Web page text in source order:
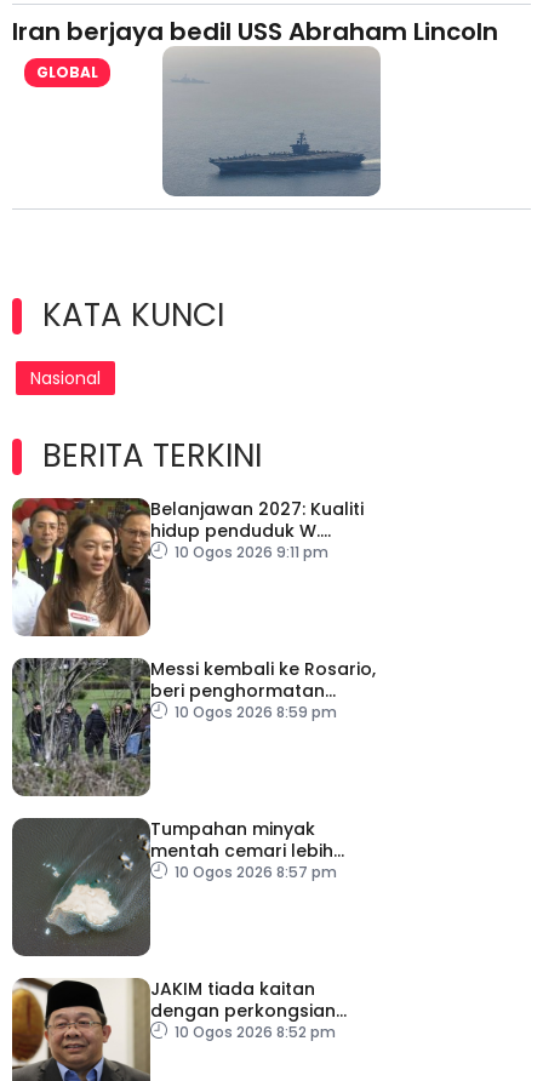
Iran berjaya bedil USS Abraham Lincoln
GLOBAL
KATA KUNCI
Nasional
BERITA TERKINI
Belanjawan 2027: Kualiti
hidup penduduk W.
Persekutuan wajar
10 Ogos 2026 9:11 pm
Messi kembali ke Rosario,
beri penghormatan
terakhir buat bapa
10 Ogos 2026 8:59 pm
Tumpahan minyak
mentah cemari lebih
300km persegi perairan
10 Ogos 2026 8:57 pm
JAKIM tiada kaitan
dengan perkongsian
berkaitan halal HICD
10 Ogos 2026 8:52 pm